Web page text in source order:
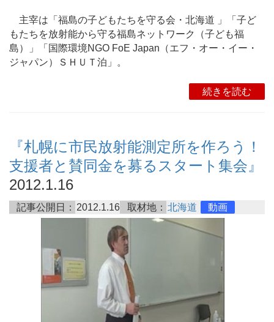
主宰は「福島の子どもたちを守る会・北海道 」「子ど
もたちを放射能から守る福島ネットワーク（子ども福
島）」「国際環境NGO FoE Japan（エフ・オー・イー・
ジャパン）ＳＨＵＴ泊」。
続きを読む
『札幌に市民放射能測定所を作ろう！
支援者と賛同金を募るスタート集会』
2012.1.16
記事公開日： 2012.1.16 取材地： 北海道 動画